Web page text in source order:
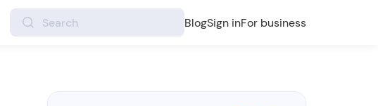
BlogSign inFor business